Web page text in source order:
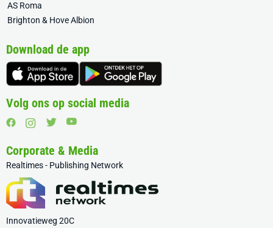
AS Roma
Brighton & Hove Albion
Download de app
Volg ons op social media
Corporate & Media
Realtimes - Publishing Network
Innovatieweg 20C